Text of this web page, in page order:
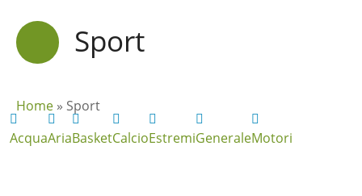
Sport
Home » Sport
AcquaAriaBasketCalcioEstremiGeneraleMotori